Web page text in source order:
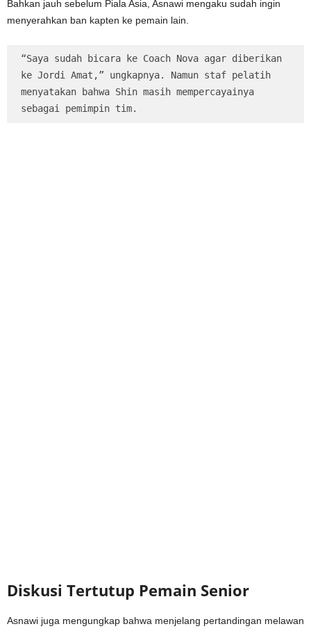
Bahkan jauh sebelum Piala Asia, Asnawi mengaku sudah ingin
menyerahkan ban kapten ke pemain lain.
“Saya sudah bicara ke Coach Nova agar diberikan
ke Jordi Amat,” ungkapnya. Namun staf pelatih
menyatakan bahwa Shin masih mempercayainya
sebagai pemimpin tim.
Diskusi Tertutup Pemain Senior
Asnawi juga mengungkap bahwa menjelang pertandingan melawan